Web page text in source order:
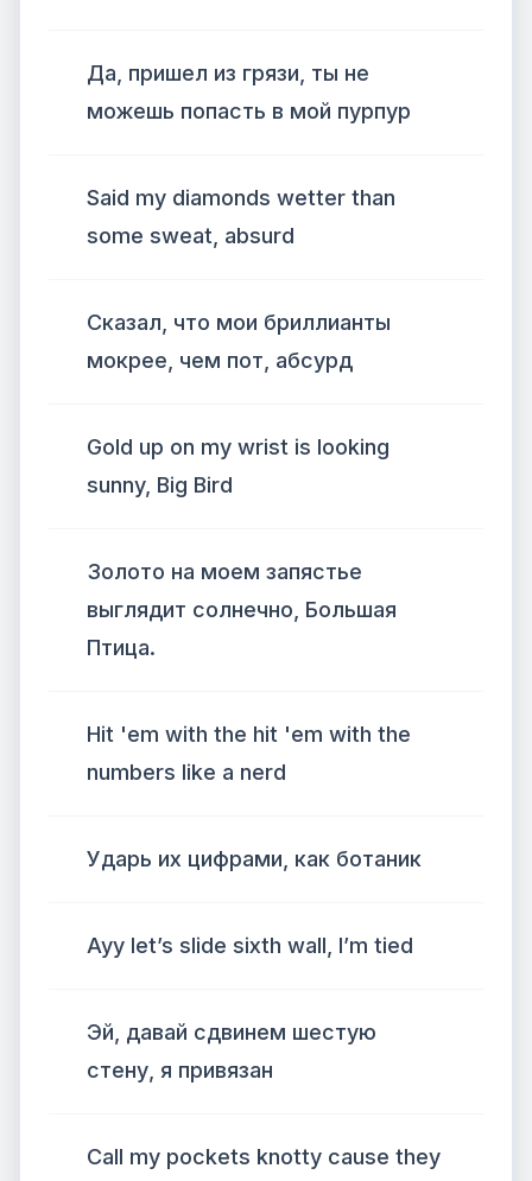
Да, пришел из грязи, ты не
можешь попасть в мой пурпур
Said my diamonds wetter than
some sweat, absurd
Сказал, что мои бриллианты
мокрее, чем пот, абсурд
Gold up on my wrist is looking
sunny, Big Bird
Золото на моем запястье
выглядит солнечно, Большая
Птица.
Hit 'em with the hit 'em with the
numbers like a nerd
Ударь их цифрами, как ботаник
Ayy let’s slide sixth wall, I’m tied
Эй, давай сдвинем шестую
стену, я привязан
Call my pockets knotty cause they